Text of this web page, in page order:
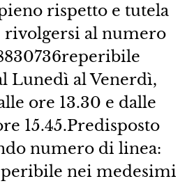
rispetto e tutela
rivolgersi al numero
Lunedì al Venerdì,
ore 13.30 e dalle
15.45.Predisposto
numero di linea:
nei medesimi